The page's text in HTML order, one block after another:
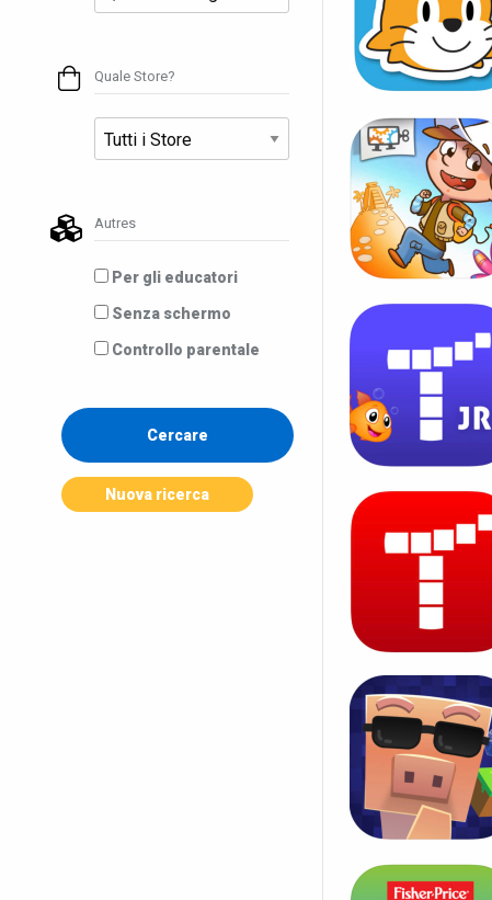
Quale Store?
Autres
Per gli educatori
Senza schermo
Controllo parentale
Nuova ricerca